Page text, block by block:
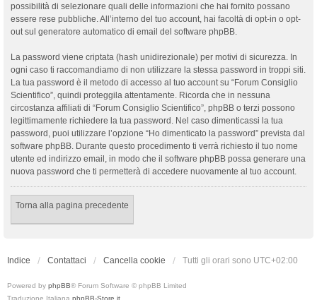
possibilità di selezionare quali delle informazioni che hai fornito possano
essere rese pubbliche. All’interno del tuo account, hai facoltà di opt-in o opt-
out sul generatore automatico di email del software phpBB.
La password viene criptata (hash unidirezionale) per motivi di sicurezza. In
ogni caso ti raccomandiamo di non utilizzare la stessa password in troppi siti.
La tua password è il metodo di accesso al tuo account su “Forum Consiglio
Scientifico”, quindi proteggila attentamente. Ricorda che in nessuna
circostanza affiliati di “Forum Consiglio Scientifico”, phpBB o terzi possono
legittimamente richiedere la tua password. Nel caso dimenticassi la tua
password, puoi utilizzare l’opzione “Ho dimenticato la password” prevista dal
software phpBB. Durante questo procedimento ti verrà richiesto il tuo nome
utente ed indirizzo email, in modo che il software phpBB possa generare una
nuova password che ti permetterà di accedere nuovamente al tuo account.
Torna alla pagina precedente
Indice Contattaci Cancella cookie Tutti gli orari sono UTC+02:00
Powered by phpBB® Forum Software © phpBB Limited
Traduzione Italiana phpBB-Store.it